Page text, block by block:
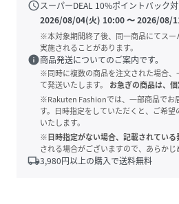
scheduleスーパーDEAL 10%ポイントバック
2026/08/04(火) 10:00〜2026/08/
※本対象期間終了後、同一商品にてスー
実施されることがあります。
info商品発送についてのご案内です。
※同時に複数の商品を注文された場合、
て発送いたします。
お急ぎの商品は、個
※Rakuten Fashionでは、一部商品でお
す。日時指定をしていただくと、ご希
いたします。
※日時指定がない場合、記載されてい
される場合がございますので、あらかじ
local_shipping3,980円以上の購入で送料無料